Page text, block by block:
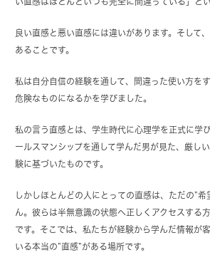
良い直感と悪い直感には違いがあります。そして
あることです。
私は自分自信の経験を通して、間違った使い方を
危険なものになるかを学びました。
私の言う直感とは、学生時代に心理学を正式に学
ールスマンシップを通して学んだ男が見た、厳し
験に基づいたものです。
しかしほとんどの人にとっての直感は、ただの”希
ん。彼らは半無意識の状態へ正しくアクセスする
です。そこでは、私たちが経験から学んだ情報が
いる本当の”直感”がある場所です。